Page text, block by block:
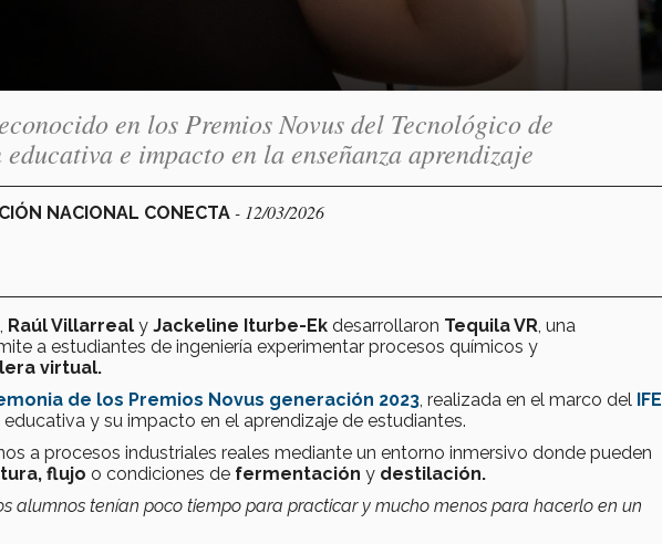
en los Premios Novus del Tecnológico de
e impacto en la enseñanza aprendizaje
NACIONAL CONECTA - 12/03/2026
Raúl Villarreal y Jackeline Iturbe-Ek desarrollaron Tequila VR , una
a estudiantes de ingeniería experimentar procesos químicos y
virtual.
de los Premios Novus generación 2023 , realizada en el marco del IFE
educativa y su impacto en el aprendizaje de estudiantes.
a procesos industriales reales mediante un entorno inmersivo donde pueden
flujo o condiciones de fermentación y destilación.
alumnos tenían poco tiempo para practicar y mucho menos para hacerlo en un